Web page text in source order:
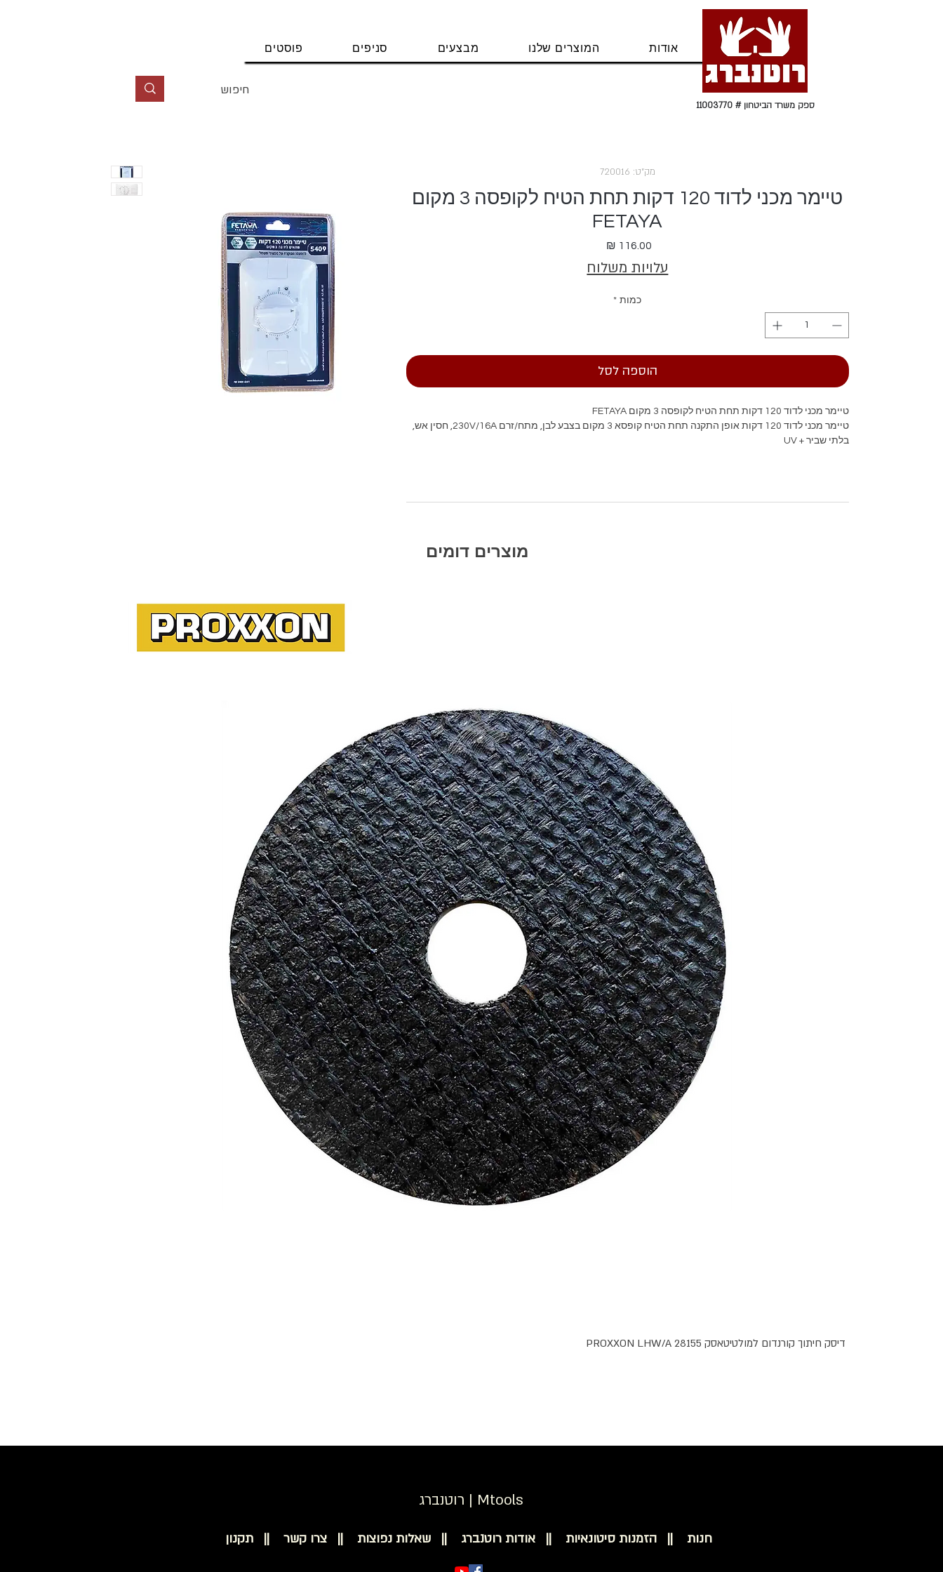
טל' 09-9564464 אודות המוצרים שלנו מבצעים סניפים פוסטים
ספק משרד הביטחון # 11003770
מק"ט: 720016
טיימר מכני לדוד 120 דקות תחת הטיח לקופסה 3 מקום
FETAYA
מחיר
עלויות משלוח
כמות *
הוספה לסל
טיימר מכני לדוד 120 דקות תחת הטיח לקופסה 3 מקום FETAYA
טיימר מכני לדוד 120 דקות אופן התקנה תחת הטיח קופסא 3 מקום בצבע לבן, מתח/זרם 230V/16A, חסין אש,
בלתי שביר + UV
מוצרים דומים
דיסק חיתוך קורנדום למולטיטאסק PROXXON LHW/A 28155
רוטנברג | Mtools
חנות || הזמנות סיטונאיות || אודות רוטנברג || שאלות נפוצות || צרו קשר || תקנון